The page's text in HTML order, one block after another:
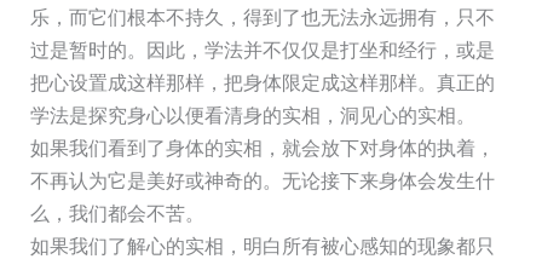
乐，而它们根本不持久，得到了也无法永远拥有，只不
过是暂时的。因此，学法并不仅仅是打坐和经行，或是
把心设置成这样那样，把身体限定成这样那样。真正的
学法是探究身心以便看清身的实相，洞见心的实相。
如果我们看到了身体的实相，就会放下对身体的执着，
不再认为它是美好或神奇的。无论接下来身体会发生什
么，我们都会不苦。
如果我们了解心的实相，明白所有被心感知的现象都只